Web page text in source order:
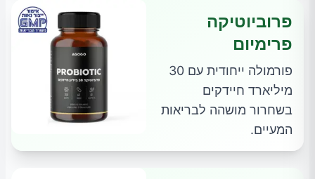
פרוביוטיקה
פרימיום
פורמולה ייחודית עם 30
מיליארד חיידקים
בשחרור מושהה לבריאות
המעיים.